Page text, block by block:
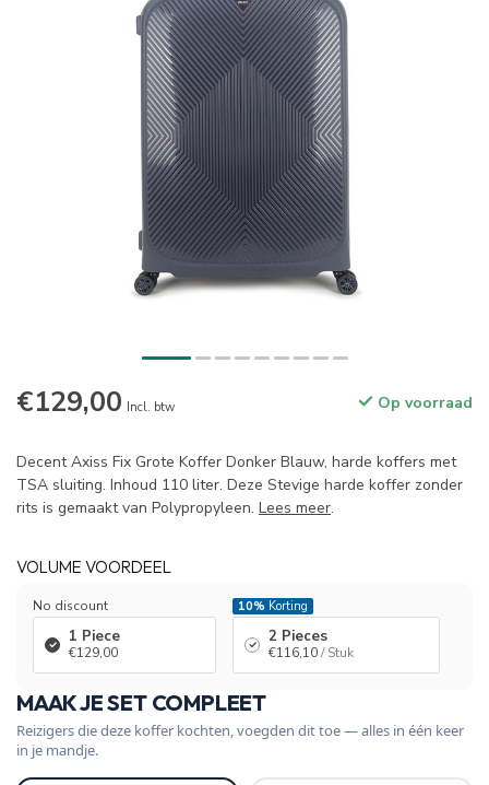
€129,00 Incl. btw Op voorraad
Decent Axiss Fix Grote Koffer Donker Blauw, harde koffers met
TSA sluiting. Inhoud 110 liter. Deze Stevige harde koffer zonder
rits is gemaakt van Polypropyleen. Lees meer.
VOLUME VOORDEEL
No discount
1 Piece
€129,00
10% Korting
2 Pieces
€116,10/ Stuk
MAAK JE SET COMPLEET
Reizigers die deze koffer kochten, voegden dit toe — alles in één keer
in je mandje.